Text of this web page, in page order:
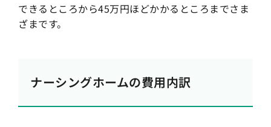
できるところから45万円ほどかかるところまでさま
ざまです。
ナーシングホームの費用内訳